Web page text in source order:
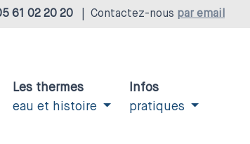
61 02 20 20 Contactez-nous par email
Les thermes
eau et histoire
Infos
pratiques